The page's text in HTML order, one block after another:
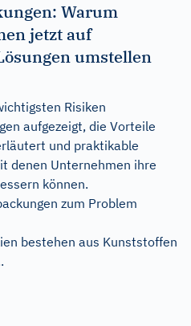
Warum
jetzt auf
umstellen
Risiken
aufgezeigt, die Vorteile
und praktikable
denen Unternehmen ihre
können.
zum Problem
bestehen aus Kunststoffen